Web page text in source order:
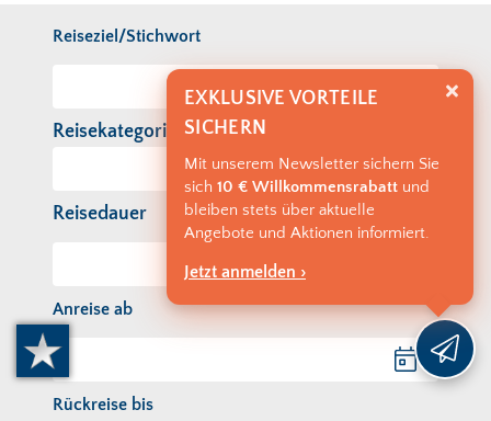
Reiseziel/Stichwort
Reisekategorie
Reisedauer
Anreise ab
Rückreise bis
EXKLUSIVE VORTEILE
SICHERN
Mit unserem Newsletter sichern Sie
sich 10 € Willkommensrabatt und
bleiben stets über aktuelle
Angebote und Aktionen informiert.
Jetzt anmelden ›